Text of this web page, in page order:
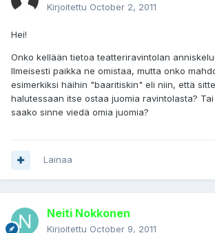
Kirjoitettu October 2, 2011
Hei!
Onko kellään tietoa teatteriravintolan
Ilmeisesti paikka ne omistaa, mutta onko
esimerkiksi häihin "baaritiskin" eli niin, että
halutessaan itse ostaa juomia ravintolasta?
saako sinne viedä omia juomia?
Lainaa
Neiti Nokkonen
Kirjoitettu October 9, 2011